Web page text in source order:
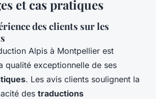
et cas pratiques
des clients sur les
Alpis à Montpellier est
qualité exceptionnelle de ses
. Les avis clients soulignent la
des traductions